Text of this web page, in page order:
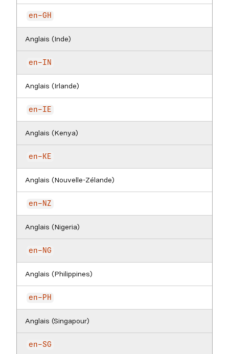
en-GH
Anglais (Inde)
en-IN
Anglais (Irlande)
en-IE
Anglais (Kenya)
en-KE
Anglais (Nouvelle-Zélande)
en-NZ
Anglais (Nigeria)
en-NG
Anglais (Philippines)
en-PH
Anglais (Singapour)
en-SG